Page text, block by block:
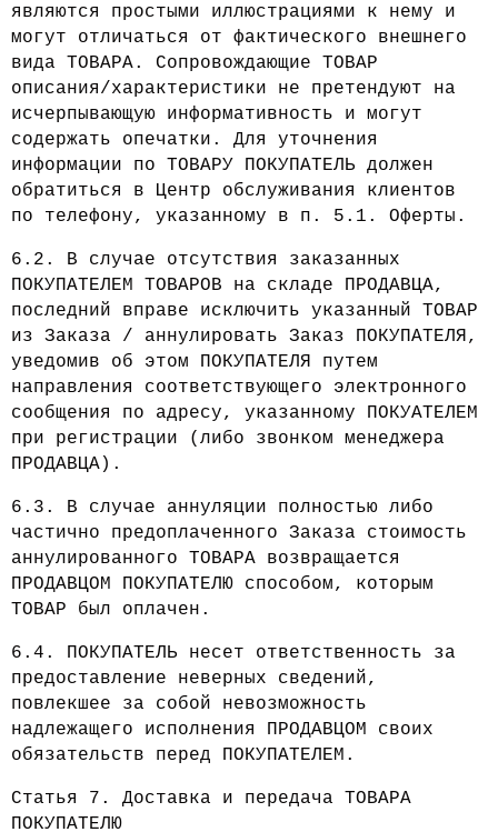
являются простыми иллюстрациями к нему и
могут отличаться от фактического внешнего
вида ТОВАРА. Сопровождающие ТОВАР
описания/характеристики не претендуют на
исчерпывающую информативность и могут
содержать опечатки. Для уточнения
информации по ТОВАРУ ПОКУПАТЕЛЬ должен
обратиться в Центр обслуживания клиентов
по телефону, указанному в п. 5.1. Оферты.
6.2. В случае отсутствия заказанных
ПОКУПАТЕЛЕМ ТОВАРОВ на складе ПРОДАВЦА,
последний вправе исключить указанный ТОВАР
из Заказа / аннулировать Заказ ПОКУПАТЕЛЯ,
уведомив об этом ПОКУПАТЕЛЯ путем
направления соответствующего электронного
сообщения по адресу, указанному ПОКУАТЕЛЕМ
при регистрации (либо звонком менеджера
ПРОДАВЦА).
6.3. В случае аннуляции полностью либо
частично предоплаченного Заказа стоимость
аннулированного ТОВАРА возвращается
ПРОДАВЦОМ ПОКУПАТЕЛЮ способом, которым
ТОВАР был оплачен.
6.4. ПОКУПАТЕЛЬ несет ответственность за
предоставление неверных сведений,
повлекшее за собой невозможность
надлежащего исполнения ПРОДАВЦОМ своих
обязательств перед ПОКУПАТЕЛЕМ.
Статья 7. Доставка и передача ТОВАРА
ПОКУПАТЕЛЮ